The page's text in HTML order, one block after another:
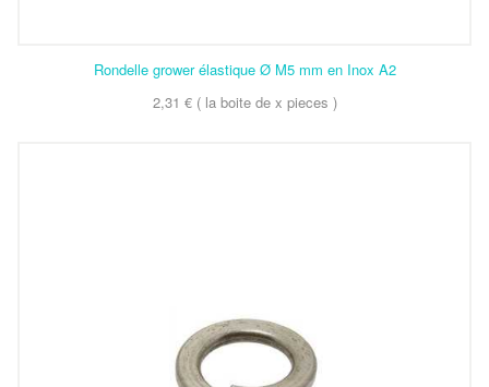
Rondelle grower élastique Ø M5 mm en Inox A2
2,31 € ( la boite de x pieces )